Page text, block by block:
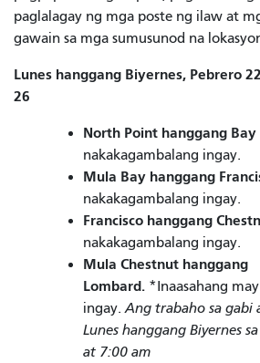
paglalagay ng mga poste ng ilaw at
gawain sa mga sumusunod na
Lunes hanggang Biyernes, Pebrero
26
North Point hanggang Bay
nakakagambalang ingay.
Mula Bay hanggang
nakakagambalang ingay.
Francisco hanggang
nakakagambalang ingay.
Mula Chestnut hanggang
Lombard. *Inaasahang
ingay. Ang trabaho sa gabi
Lunes hanggang Biyernes
at 7:00 am